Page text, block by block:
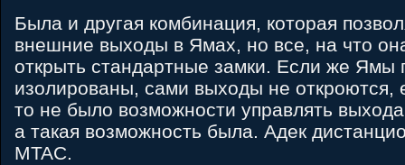
Была и другая комбинация, которая
внешние выходы в Ямах, но все, на что
открыть стандартные замки. Если же Ямы
изолированы, сами выходы не откроются,
то не было возможности управлять
а такая возможность была. Адек
MTAC.